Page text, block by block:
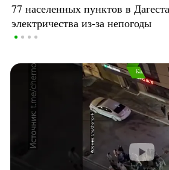
77 населенных пунктов в
электричества из-за непогоды